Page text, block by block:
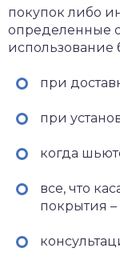
покупок либо
определенные
использование
при
при
когда
все, что
покрытия –